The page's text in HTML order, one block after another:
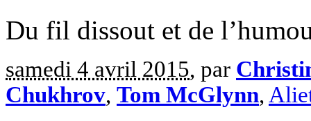
Du fil dissout et de
samedi 4 avril 2015, par
Chukhrov, Tom McGlynn,